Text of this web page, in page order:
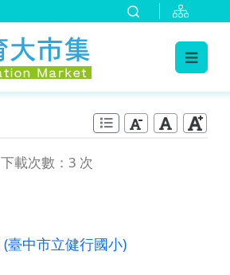
下載次數：3 次
(臺中市立健行國小)